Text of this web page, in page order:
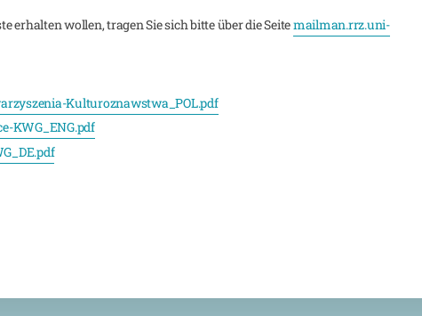
erhalten wollen, tragen Sie sich bitte über die Seitemailman.rrz.uni-
Kulturoznawstwa_POL.pdf
KWG_ENG.pdf